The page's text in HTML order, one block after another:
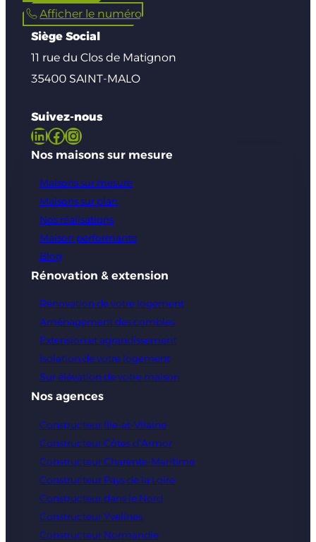
Afficher le numéro
Siège Social
11 rue du Clos de Matignon
35400 SAINT-MALO
Suivez-nous
LinkedIn Facebook Instagram
Nos maisons sur mesure
Maisons sur mesure
Maisons sur plan
Nos réalisations
Maison performante
Blog
Rénovation & extension
Rénovation de votre logement
Aménagement des combles
Extension et agrandissement
Isolation de votre logement
Sur élévation de votre maison
Nos agences
Constructeur Ille-et-Vilaine
Constructeur Côtes d’Armor
Constructeur Charente-Maritime
Constructeur Pays de la Loire
Constructeur dans le Nord
Constructeur Yvelines
Constructeur Normandie